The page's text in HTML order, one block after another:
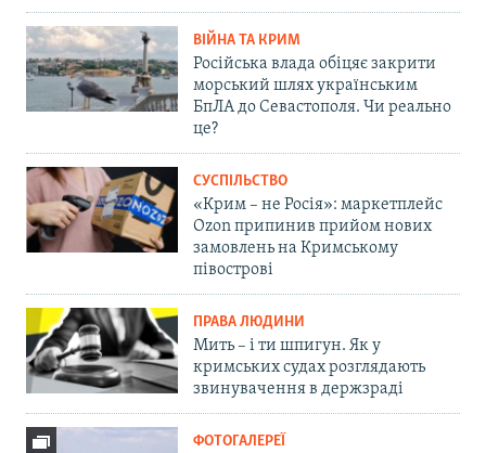
ВІЙНА ТА КРИМ
Російська влада обіцяє закрити
морський шлях українським
БпЛА до Севастополя. Чи реально
це?
СУСПІЛЬСТВО
«Крим – не Росія»: маркетплейс
Ozon припинив прийом нових
замовлень на Кримському
півострові
ПРАВА ЛЮДИНИ
Мить – і ти шпигун. Як у
кримських судах розглядають
звинувачення в держзраді
ФОТОГАЛЕРЕЇ